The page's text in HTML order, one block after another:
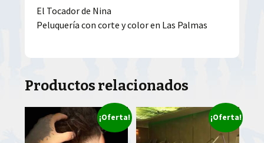
El Tocador de Nina
Peluquería con corte y color en Las Palmas
Productos relacionados
¡Oferta! ¡Oferta!